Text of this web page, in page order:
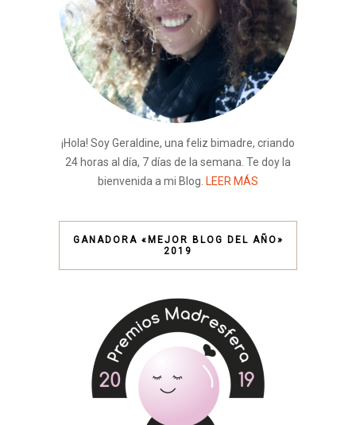
¡Hola! Soy Geraldine, una feliz bimadre, criando
24 horas al día, 7 días de la semana. Te doy la
bienvenida a mi Blog. LEER MÁS
GANADORA «MEJOR BLOG DEL AÑO»
2019